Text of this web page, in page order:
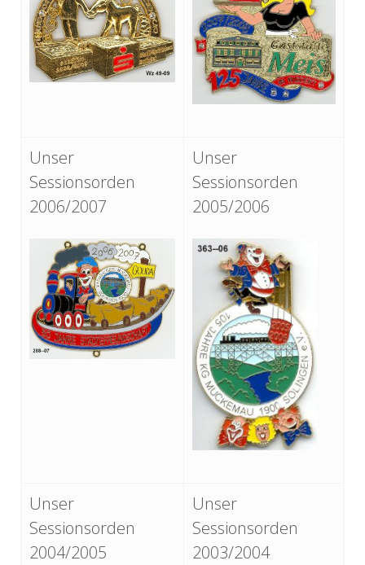
Unser
Sessionsorden
2006/2007
Unser
Sessionsorden
2005/2006
Unser
Sessionsorden
2004/2005
Unser
Sessionsorden
2003/2004